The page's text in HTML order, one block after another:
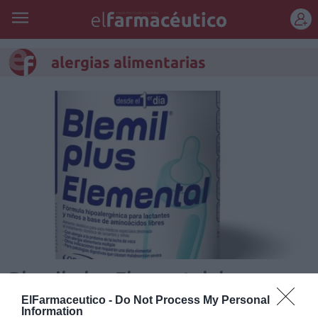
ElFarmaceutico - Do Not Process My Personal
Information
alergias alimentarias
Blemil plus Elemental, la nueva
fórmula para lactantes con